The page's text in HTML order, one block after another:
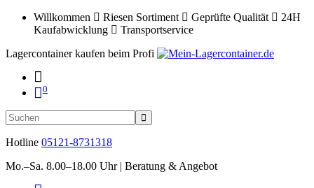
Willkommen Riesen Sortiment Geprüfte Qualität
24H
Kaufabwicklung
Transportservice
Lagercontainer kaufen beim Profi
0
Hotline 05121-8731318
Mo.–Sa. 8.00–18.00 Uhr | Beratung & Angebot